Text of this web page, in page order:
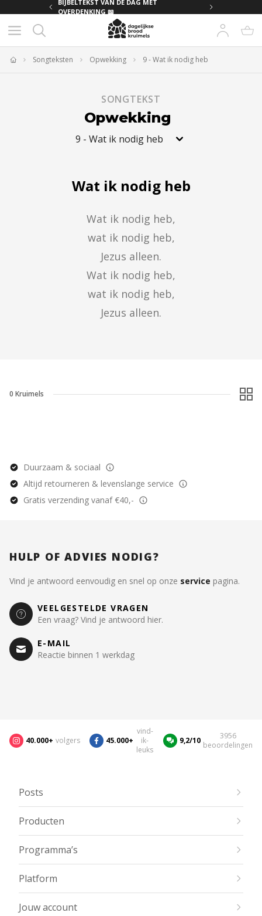
BIJBELTEKST VAN DE DAG MET
OVERDENKING 📖
Songteksten Opwekking 9 - Wat ik nodig heb
SONGTEKST
Opwekking
9 - Wat ik nodig heb
Wat ik nodig heb
Wat ik nodig heb,
wat ik nodig heb,
Jezus alleen.
Wat ik nodig heb,
wat ik nodig heb,
Jezus alleen.
0 Kruimels
Duurzaam & sociaal
Altijd retourneren & levenslange service
Gratis verzending vanaf €40,-
HULP OF ADVIES NODIG?
Vind je antwoord eenvoudig en snel op onze service pagina.
VEELGESTELDE VRAGEN
Een vraag? Vind je antwoord hier.
E-MAIL
Reactie binnen 1 werkdag
40.000+ volgers 45.000+
vind-
ik-
leuks
9,2/10
3956
beoordelingen
Posts
Producten
Programma’s
Platform
Jouw account